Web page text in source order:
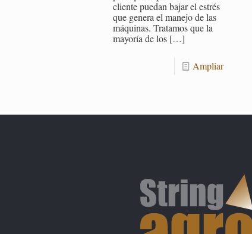
clien­te pue­dan bajar el es­trés
que ge­ne­ra el ma­ne­jo de las
má­qui­nas. Tra­ta­mos que la
ma­yo­ría de los […]
Am­pliar